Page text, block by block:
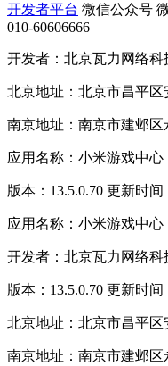
开发者平台 微信公众号
010-60606666
开发者：北京瓦力网络科
北京地址：北京市昌平区
南京地址：南京市建邺
应用名称：小米游戏中心
版本：13.5.0.70 更新时间
应用名称：小米游戏中心
开发者：北京瓦力网络科
版本：13.5.0.70 更新时间
北京地址：北京市昌平区
南京地址：南京市建邺